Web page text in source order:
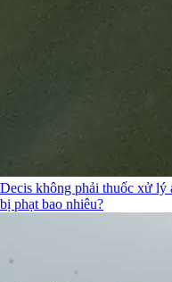
Decis không phải thuốc xử lý
bị phạt bao nhiêu?